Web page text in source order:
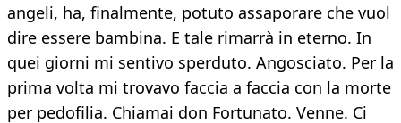
angeli, ha, finalmente, potuto assaporare che vuol
dire essere bambina. E tale rimarrà in eterno. In
quei giorni mi sentivo sperduto. Angosciato. Per la
prima volta mi trovavo faccia a faccia con la morte
per pedofilia. Chiamai don Fortunato. Venne. Ci